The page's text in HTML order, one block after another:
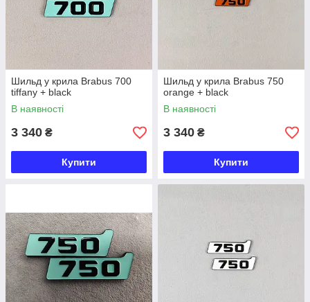
Шильд у крила Brabus 700
tiffany + black
В наявності
3 340 ₴
Купити
Шильд у крила Brabus 750
orange + black
В наявності
3 340 ₴
Купити